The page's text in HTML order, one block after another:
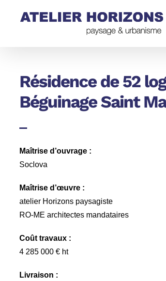
Résidence de 52
Béguinage Saint
Maîtrise d’ouvrage :
Soclova
Maîtrise d’œuvre :
atelier Horizons paysagiste
RO-ME architectes mandataires
Coût travaux :
4 285 000 € ht
Livraison :